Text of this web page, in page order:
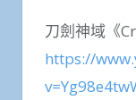
刀劍神域《
https://